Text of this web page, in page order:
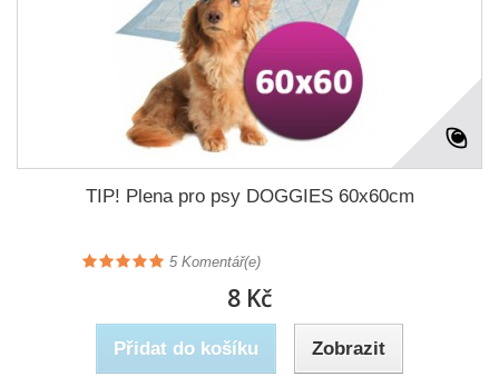
TIP! Plena pro psy DOGGIES 60x60cm
5 Komentář(e)
8 Kč
Přidat do košíku Zobrazit